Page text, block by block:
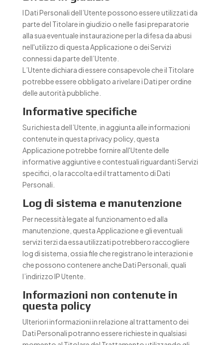
I Dati Personali dell’Utente possono essere utilizzati da
parte del Titolare in giudizio o nelle fasi preparatorie
alla sua eventuale instaurazione per la difesa da abusi
nell'utilizzo di questa Applicazione o dei Servizi
connessi da parte dell’Utente.
L’Utente dichiara di essere consapevole che il Titolare
potrebbe essere obbligato a rivelare i Dati per ordine
delle autorità pubbliche.
Informative specifiche
Su richiesta dell’Utente, in aggiunta alle informazioni
contenute in questa privacy policy, questa
Applicazione potrebbe fornire all'Utente delle
informative aggiuntive e contestuali riguardanti Servizi
specifici, o la raccolta ed il trattamento di Dati
Personali.
Log di sistema e manutenzione
Per necessità legate al funzionamento ed alla
manutenzione, questa Applicazione e gli eventuali
servizi terzi da essa utilizzati potrebbero raccogliere
log di sistema, ossia file che registrano le interazioni e
che possono contenere anche Dati Personali, quali
l’indirizzo IP Utente.
Informazioni non contenute in
questa policy
Ulteriori informazioni in relazione al trattamento dei
Dati Personali potranno essere richieste in qualsiasi